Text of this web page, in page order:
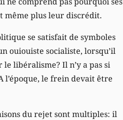
même plus leur discrédit.
se satisfait de symboles
ouiouiste socialiste, lorsqu’il
libéralisme? Il n’y a pas si
l’époque, le frein devait être
du rejet sont multiples: il